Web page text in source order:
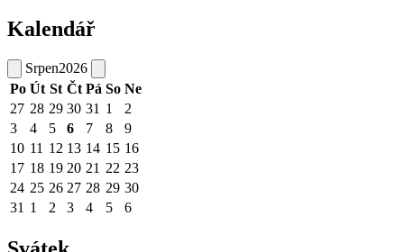
Kalendář
Srpen2026
Po Út St Čt Pá So Ne
27 28 29 30 31 1
2
3
4 5 6 7 8
9
10 11 12 13 14 15 16
17 18 19 20 21 22 23
24 25 26 27 28 29 30
31 1 2 3 4 5 6